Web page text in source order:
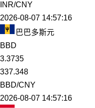
INR/CNY
2026-08-07 14:57:16
巴巴多斯元
BBD
3.3735
337.348
BBD/CNY
2026-08-07 14:57:16